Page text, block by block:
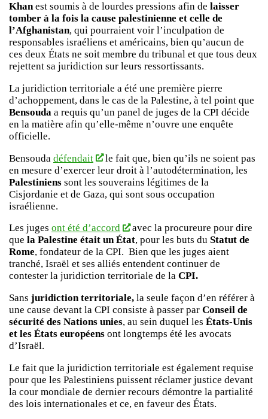
Khanest soumis à de lourdes pressions afin de laisser
tomber à la fois la cause palestinienne et celle de
l’Afghanistan, qui pourraient voir l’inculpation de
responsables israéliens et américains, bien qu’aucun de
ces deux États ne soit membre du tribunal et que tous deux
rejettent sa juridiction sur leurs ressortissants.
La juridiction territoriale a été une première pierre
d’achoppement, dans le cas de la Palestine, à tel point que
Bensouda a requis qu’un panel de juges de la CPI décide
en la matière afin qu’elle-même n’ouvre une enquête
officielle.
Bensouda défendait
le fait que, bien qu’ils ne soient pas
en mesure d’exercer leur droit à l’autodétermination, les
Palestiniens sont les souverains légitimes de la
Cisjordanie et de Gaza, qui sont sous occupation
israélienne.
Les juges ont été d’accord
avec la procureure pour dire
que la Palestine était un État, pour les buts du Statut de
Rome, fondateur de la CPI. Bien que les juges aient
tranché, Israël et ses alliés entendent continuer de
contester la juridiction territoriale de la CPI.
Sans juridiction territoriale, la seule façon d’en référer à
une cause devant la CPI consiste à passer par Conseil de
sécurité des Nations unies, au sein duquel les États-Unis
et les États européens ont longtemps été les avocats
d’Israël.
Le fait que la juridiction territoriale est également requise
pour que les Palestiniens puissent réclamer justice devant
la cour mondiale de dernier recours démontre la partialité
des lois internationales et ce, en faveur des États.